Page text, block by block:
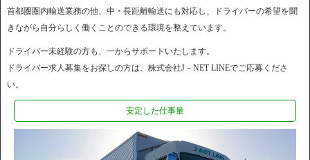
首都圏圏内輸送業務の他、中・長距離輸送にも対応し、ドライバーの希望を聞
きながら自分らしく働くことのできる環境を整えています。
ドライバー未経験の方も、一からサポートいたします。
ドライバー求人募集をお探しの方は、株式会社J－NET LINEでご応募くださ
い。
安定した仕事量